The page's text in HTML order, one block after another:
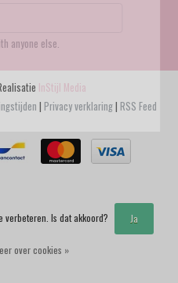
InStijl Media
| Privacy verklaring| RSS Feed
anyone else.
verbeteren. Is dat akkoord? Ja
over cookies »